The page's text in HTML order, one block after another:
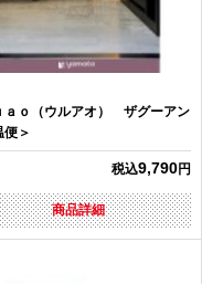
ａｏ（ウルアオ） ザグーアン
便＞
税込9,790円
商品詳細